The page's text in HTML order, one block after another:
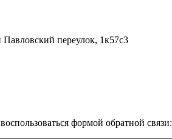
переулок, 1к57с3
формой обратной связи: